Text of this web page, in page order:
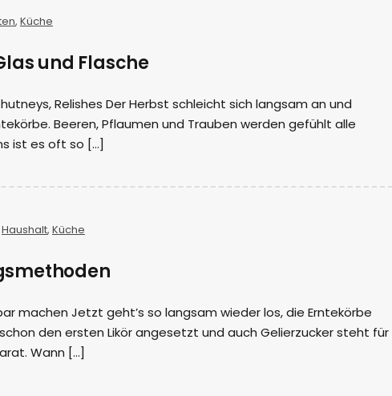
, Küche
und Flasche
Relishes Der Herbst schleicht sich langsam an und
Beeren, Pflaumen und Trauben werden gefühlt alle
ist es oft so […]
Haushalt, Küche
machen Jetzt geht’s so langsam wieder los, die Erntekörbe
den ersten Likör angesetzt und auch Gelierzucker steht für
Wann […]